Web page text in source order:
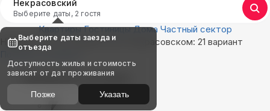
Некрасовский
Выберите даты, 2 гостя
Квартиры Гостиницы Дома Частный сектор
Найдём, где остановиться в Некрасовском: 21 вариант
Показать на карте
Выбирайте лучшее
Выберите даты заезда и
отъезда
Доступность жилья и стоимость
зависят от дат проживания
Позже Указать